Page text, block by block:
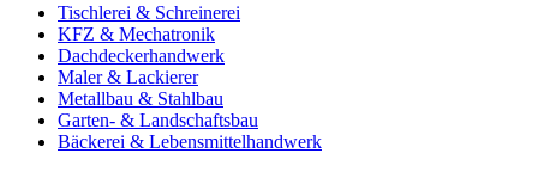
Tischlerei & Schreinerei
KFZ & Mechatronik
Dachdeckerhandwerk
Maler & Lackierer
Metallbau & Stahlbau
Garten- & Landschaftsbau
Bäckerei & Lebensmittelhandwerk